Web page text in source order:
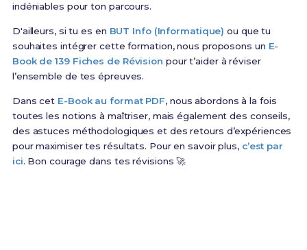
indéniables pour ton parcours.
D'ailleurs, si tu es en BUT Info (Informatique) ou que tu
souhaites intégrer cette formation, nous proposons un E-
Book de 139 Fiches de Révision pour t’aider à réviser
l’ensemble de tes épreuves.
Dans cet E-Book au format PDF, nous abordons à la fois
toutes les notions à maîtriser, mais également des conseils,
des astuces méthodologiques et des retours d’expériences
pour maximiser tes résultats. Pour en savoir plus, c’est par
ici. Bon courage dans tes révisions 🚀